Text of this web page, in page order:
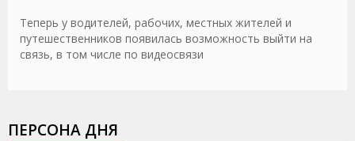
Теперь у водителей, рабочих, местных жителей и
путешественников появилась возможность выйти на
связь, в том числе по видеосвязи
ПЕРСОНА ДНЯ